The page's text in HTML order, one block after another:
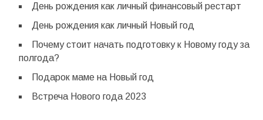
День рождения как личный финансовый рестарт
День рождения как личный Новый год
Почему стоит начать подготовку к Новому году за
полгода?
Подарок маме на Новый год
Встреча Нового года 2023